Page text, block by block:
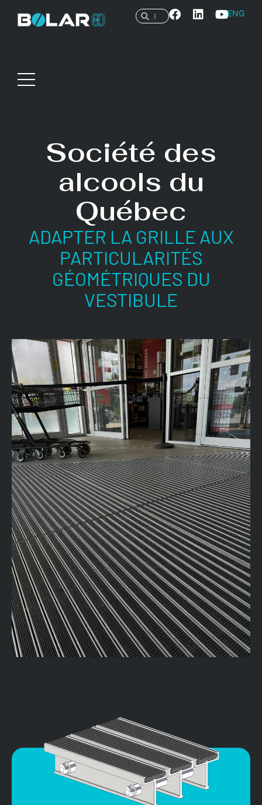
ENG
Société des
alcools du
Québec
ADAPTER LA GRILLE AUX
PARTICULARITÉS
GÉOMÉTRIQUES DU
VESTIBULE